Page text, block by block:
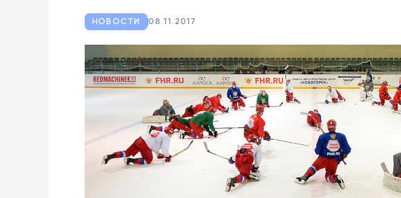
НОВОСТИ 08.11.2017